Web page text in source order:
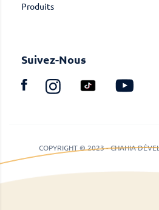
Produits
Suivez-Nous
COPYRIGHT © 2023 - CHAHIA